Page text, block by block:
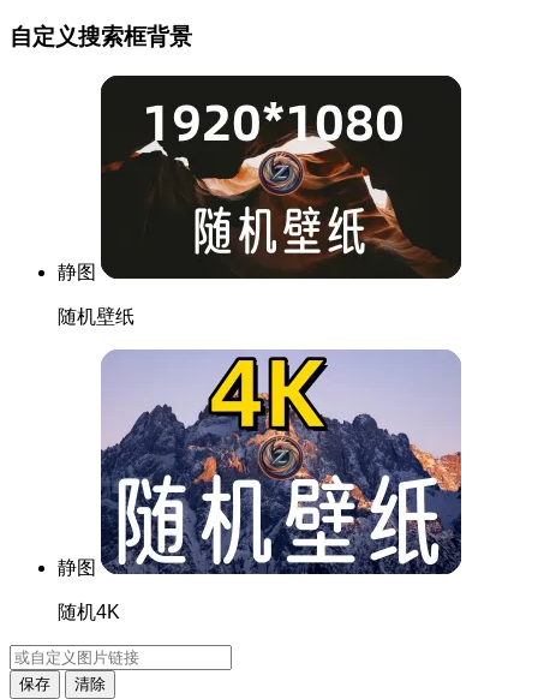
自定义搜索框背景
静图
随机壁纸
静图
随机4K
保存 清除